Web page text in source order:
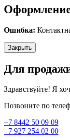
Ошибка:
Закрыть
Для
Здравствуйте! Я
Позвоните по
+7 8442 50 09 09
+7 927 254 02 00